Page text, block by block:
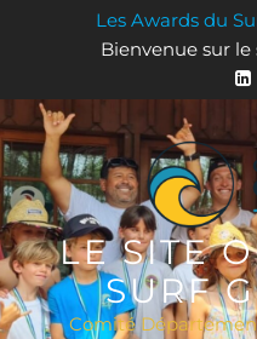
content
Les Awards du
Bienvenue sur
LE SITE
SURF
Comité